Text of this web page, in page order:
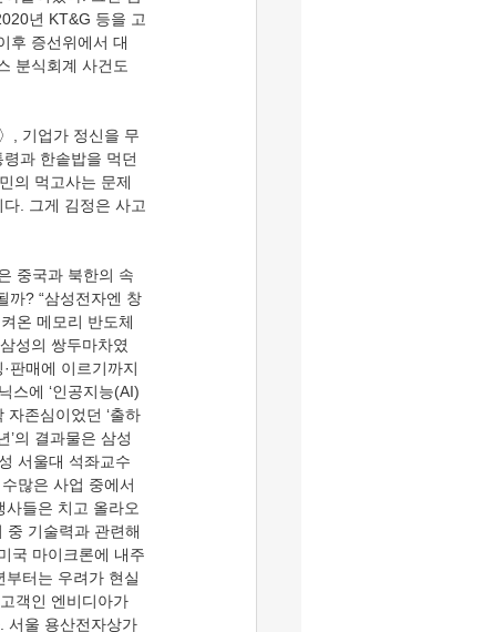
년 KT&G 등을 고
후 증선위에서 대
분식회계 사건도
, 기업가 정신을 무
과 한솥밥을 먹던
의 먹고사는 문제
. 그게 김정은 사고
중국과 북한의 속
까? “삼성전자엔 창
온 메모리 반도체
성의 쌍두마차였
판매에 이르기까지
스에 ‘인공지능(AI)
존심이었던 ‘출하
’의 결과물은 삼성
서울대 석좌교수
많은 사업 중에서
사들은 치고 올라오
기술력과 관련해
국 마이크론에 내주
터는 우려가 현실
객인 엔비디아가
서울 용산전자상가